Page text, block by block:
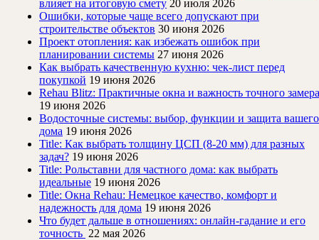
влияет на итоговую смету 20 июля 2026
Ошибки, которые чаще всего допускают при
строительстве объектов 30 июня 2026
Проект отопления: как избежать ошибок при
планировании системы 27 июня 2026
Как выбрать качественную кухню: чек-лист перед
покупкой 19 июня 2026
Rehau Blitz: Практичные окна и важность точного замера
19 июня 2026
Водосточные системы: выбор, функции и защита вашего
дома 19 июня 2026
Title: Как выбрать толщину ЦСП (8-20 мм) для разных
задач? 19 июня 2026
Title: Рольставни для частного дома: как выбрать
идеальные 19 июня 2026
Title: Окна Rehau: Немецкое качество, комфорт и
надежность для дома 19 июня 2026
Что будет дальше в отношениях: онлайн-гадание и его
точность 22 мая 2026